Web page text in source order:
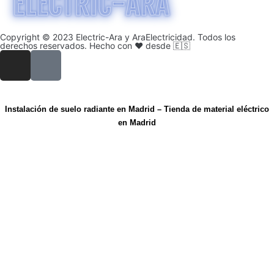
Copyright © 2023 Electric-Ara y AraElectricidad. Todos los
derechos reservados. Hecho con ❤️ desde 🇪🇸
Instalación de suelo radiante en Madrid – Tienda de material eléctrico
en Madrid